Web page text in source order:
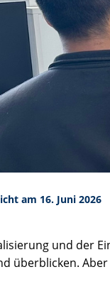
am 16. Juni 2026
und der
überblicken.